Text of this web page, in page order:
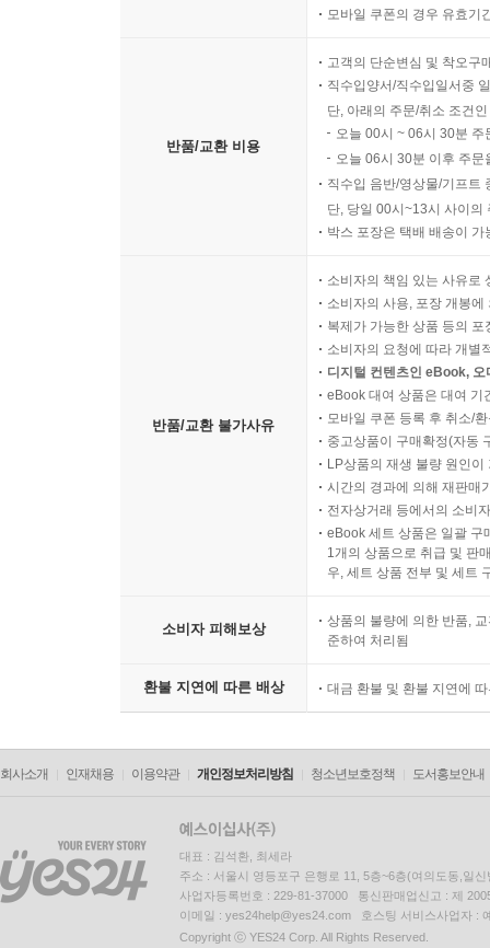
모바일 쿠폰의 경우 유효기
반품/교환 비용
고객의 단순변심 및 착오구
직수입양서/직수입일서중
단, 아래의 주문/취소 조건
오늘 00시 ~ 06시 30분
오늘 06시 30분 이후 주
직수입 음반/영상물/기프트
단, 당일 00시~13시 사이의
박스 포장은 택배 배송이
반품/교환 불가사유
소비자의 책임 있는 사유로
소비자의 사용, 포장 개봉
복제가 가능한 상품 등의
소비자의 요청에 따라 개별
디지털 컨텐츠인 eBook,
eBook 대여 상품은 대여 기
모바일 쿠폰 등록 후 취소/
중고상품이 구매확정(자동
LP상품의 재생 불량 원인
시간의 경과에 의해 재판매
전자상거래 등에서의 소비
eBook 세트 상품은 일괄 구
1개의 상품으로 취급 및 판
우, 세트 상품 전부 및 세트
소비자 피해보상
상품의 불량에 의한 반품,
준하여 처리됨
환불 지연에 따른 배상 대금 환불 및 환불 지연에
회사소개 인재채용 이용약관 개인정보처리방침 청소년보호정책 도서홍보안내
대표 : 김석환, 최세라
주소 : 서울시 영등포구 은행로 11, 5층~6층(여의도동,일신
사업자등록번호 : 229-81-37000 통신판매업신고 : 제
이메일 : yes24help@yes24.com 호스팅 서비스사업자 :
Copyright ⓒ YES24 Corp. All Rights Reserved.